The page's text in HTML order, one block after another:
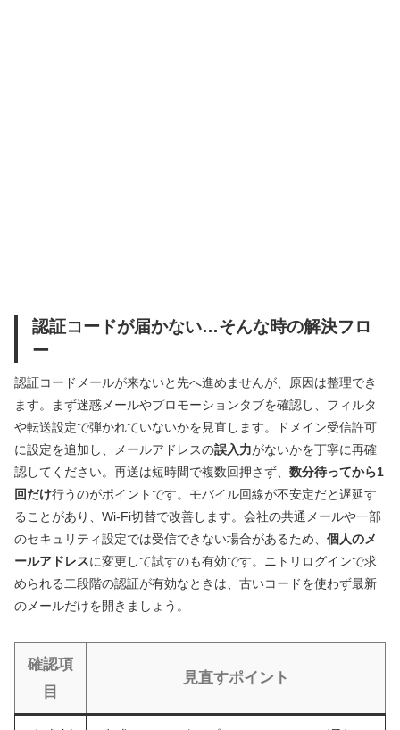
認証コードが届かない…そんな時の解決フロ
ー
認証コードメールが来ないと先へ進めませんが、原因は整理でき
ます。まず迷惑メールやプロモーションタブを確認し、フィルタ
や転送設定で弾かれていないかを見直します。ドメイン受信許可
に設定を追加し、メールアドレスの誤入力がないかを丁寧に再確
認してください。再送は短時間で複数回押さず、 数分待ってから1
回だけ行うのがポイントです。モバイル回線が不安定だと遅延す
ることがあり、Wi‑Fi切替で改善します。会社の共通メールや一部
のセキュリティ設定では受信できない場合があるため、 個人のメ
ールアドレスに変更して試すのも有効です。ニトリログインで求
められる二段階の認証が有効なときは、古いコードを使わず最新
のメールだけを開きましょう。
確認項
目
見直すポイント